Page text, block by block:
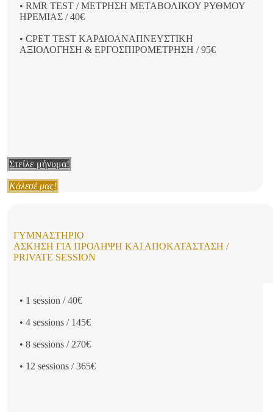
• RMR TEST / ΜΕΤΡΗΣΗ ΜΕΤΑΒΟΛΙΚΟΥ ΡΥΘΜΟΥ
ΗΡΕΜΙΑΣ / 40€
• CPET TEST ΚΑΡΔΙΟΑΝΑΠΝΕΥΣΤΙΚΗ
ΑΞΙΟΛΟΓΗΣΗ & ΕΡΓΟΣΠΙΡΟΜΕΤΡΗΣΗ / 95€
Στείλε μήνυμα!
Κάλεσέ μας!
ΓΥΜΝΑΣΤΉΡΙΟ
ΆΣΚΗΣΗ ΓΙΑ ΠΡΌΛΗΨΗ ΚΑΙ ΑΠΟΚΑΤΆΣΤΑΣΗ /
PRIVATE SESSION
• 1 session / 40€
• 4 sessions / 145€
• 8 sessions / 270€
• 12 sessions / 365€